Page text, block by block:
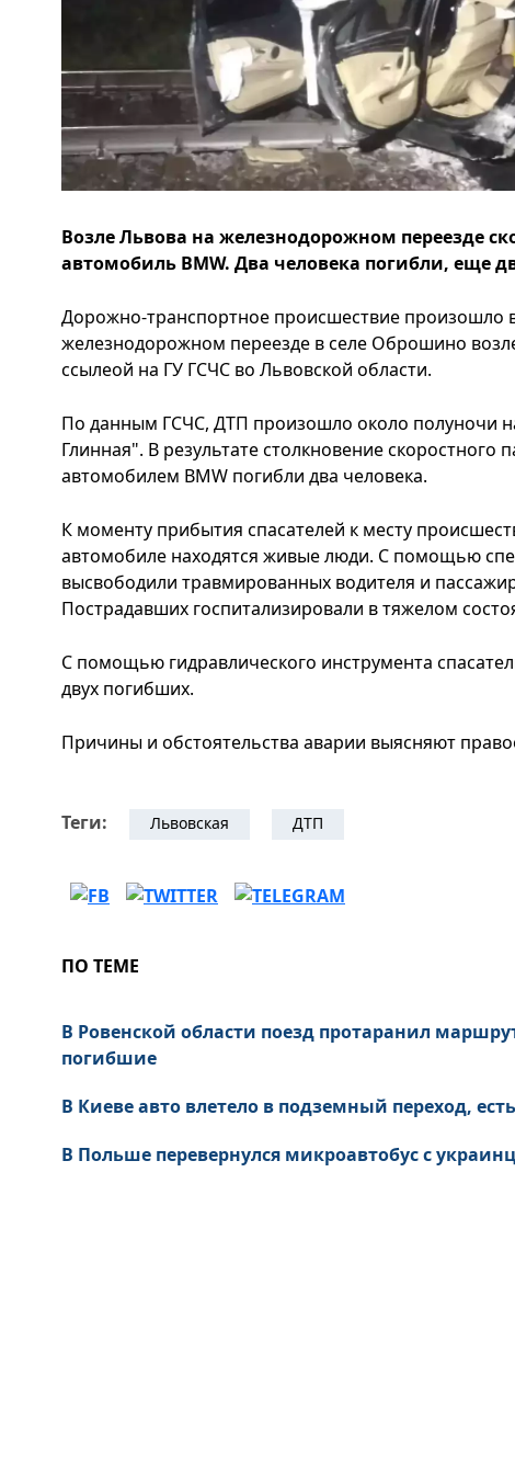
Возле Львова на железнодорожном переезде
автомобиль BMW. Два человека погибли, еще
Дорожно-транспортное происшествие произошло
железнодорожном переезде в селе Оброшино
ссылеой на ГУ ГСЧС во Львовской области.
По данным ГСЧС, ДТП произошло около полуночи
Глинная". В результате столкновение скоростного
автомобилем ВМW погибли два человека.
К моменту прибытия спасателей к месту
автомобиле находятся живые люди. С помощью
высвободили травмированных водителя и
Пострадавших госпитализировали в тяжелом
С помощью гидравлического инструмента
двух погибших.
Причины и обстоятельства аварии выясняют
Теги: Львовская ДТП
ПО ТЕМЕ
В Ровенской области поезд протаранил
погибшие
В Киеве авто влетело в подземный переход,
В Польше перевернулся микроавтобус с